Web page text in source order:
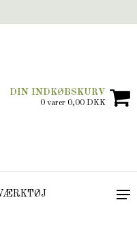
DIN INDKØBSKURV
0 varer 0,00 DKK